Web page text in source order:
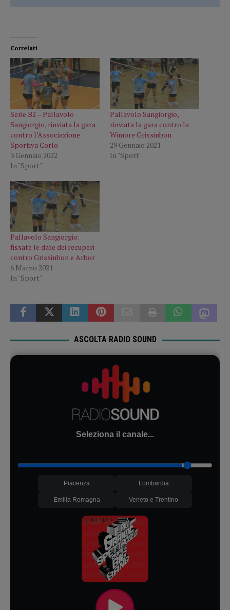
Correlati
Serie B2 – Pallavolo
Sangiorgio, rinviata la gara
contro l’Associazione
Sportiva Corlo
3 Gennaio 2022
In "Sport"
Pallavolo Sangiorgio,
rinviata la gara contro la
Wimore Grissinbon
29 Gennaio 2021
In "Sport"
Pallavolo Sangiorgio:
fissate le date dei recuperi
contro Grissinbon e Arbor
6 Marzo 2021
In "Sport"
ASCOLTA RADIO SOUND
Seleziona il canale...
Piacenza Lombardia
Emilia Romagna Veneto e Trentino